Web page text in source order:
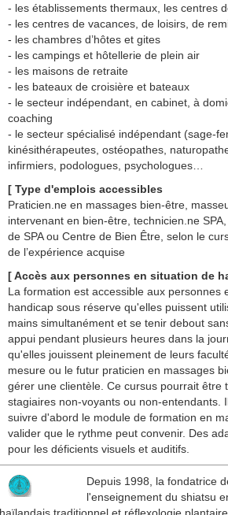
- les établissements thermaux, les centres
- les centres de vacances, de loisirs, de
- les chambres d’hôtes et gites
- les campings et hôtellerie de plein air
- les maisons de retraite
- les bateaux de croisière et bateaux
- le secteur indépendant, en cabinet, à
coaching
- le secteur spécialisé indépendant (sage-
kinésithérapeutes, ostéopathes,
infirmiers, podologues, psychologues…
[ Type d'emplois accessibles
Praticien.ne en massages bien-être,
intervenant en bien-être, technicien.ne
de SPA ou Centre de Bien Être, selon le
de l’expérience acquise
[ Accès aux personnes en situation de
La formation est accessible aux personnes
handicap sous réserve qu'elles puissent
mains simultanément et se tenir debout
appui pendant plusieurs heures dans la
qu'elles jouissent pleinement de leurs
mesure ou le futur praticien en massages
gérer une clientèle. Ce cursus pourrait être
stagiaires non-voyants ou non-entendants.
suivre d'abord le module de formation en
valider que le rythme peut convenir. Des
pour les déficients visuels et auditifs.
Depuis 1998, la fondatrice
l'enseignement du shiatsu